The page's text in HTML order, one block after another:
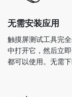
无需安装应用
触摸屏测试工具完
中打开它，然后立
都可以使用。无需